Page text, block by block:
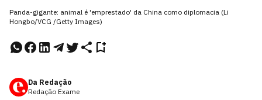
Panda-gigante: animal é 'emprestado' da China como diplomacia (Li
Hongbo/VCG /Getty Images)
Da Redação
Redação Exame